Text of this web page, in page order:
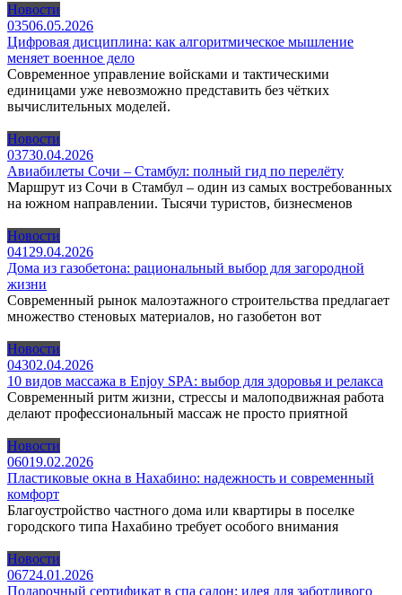
Новости
03506.05.2026
Цифровая дисциплина: как алгоритмическое мышление
меняет военное дело
Современное управление войсками и тактическими
единицами уже невозможно представить без чётких
вычислительных моделей.
Новости
03730.04.2026
Авиабилеты Сочи – Стамбул: полный гид по перелёту
Маршрут из Сочи в Стамбул – один из самых востребованных
на южном направлении. Тысячи туристов, бизнесменов
Новости
041 29.04.2026
Дома из газобетона: рациональный выбор для загородной
жизни
Современный рынок малоэтажного строительства предлагает
множество стеновых материалов, но газобетон вот
Новости
04302.04.2026
10 видов массажа в Enjoy SPA: выбор для здоровья и релакса
Современный ритм жизни, стрессы и малоподвижная работа
делают профессиональный массаж не просто приятной
Новости
06019.02.2026
Пластиковые окна в Нахабино: надежность и современный
комфорт
Благоустройство частного дома или квартиры в поселке
городского типа Нахабино требует особого внимания
Новости
06724.01.2026
Подарочный сертификат в спа салон: идея для заботливого